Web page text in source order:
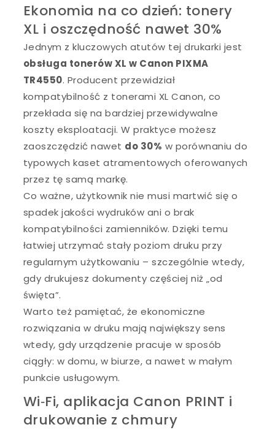
Ekonomia na co dzień: tonery
XL i oszczędność nawet 30%
Jednym z kluczowych atutów tej drukarki jest
obsługa tonerów XL w Canon PIXMA
TR4550. Producent przewidział
kompatybilność z tonerami XL Canon, co
przekłada się na bardziej przewidywalne
koszty eksploatacji. W praktyce możesz
zaoszczędzić nawet do 30% w porównaniu do
typowych kaset atramentowych oferowanych
przez tę samą markę.
Co ważne, użytkownik nie musi martwić się o
spadek jakości wydruków ani o brak
kompatybilności zamienników. Dzięki temu
łatwiej utrzymać stały poziom druku przy
regularnym użytkowaniu – szczególnie wtedy,
gdy drukujesz dokumenty częściej niż „od
święta”.
Warto też pamiętać, że ekonomiczne
rozwiązania w druku mają największy sens
wtedy, gdy urządzenie pracuje w sposób
ciągły: w domu, w biurze, a nawet w małym
punkcie usługowym.
Wi‑Fi, aplikacja Canon PRINT i
drukowanie z chmury